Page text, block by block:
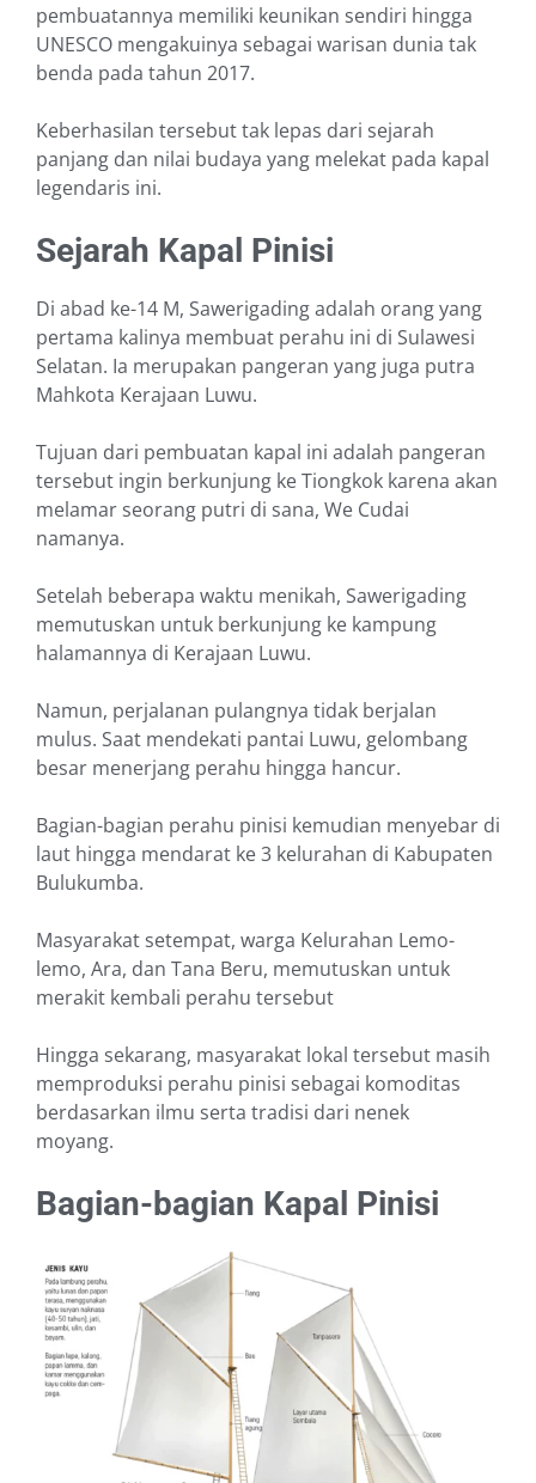
pembuatannya memiliki keunikan sendiri hingga
UNESCO mengakuinya sebagai warisan dunia tak
benda pada tahun 2017.
Keberhasilan tersebut tak lepas dari sejarah
panjang dan nilai budaya yang melekat pada kapal
legendaris ini.
Sejarah Kapal Pinisi
Di abad ke-14 M, Sawerigading adalah orang yang
pertama kalinya membuat perahu ini di Sulawesi
Selatan. Ia merupakan pangeran yang juga putra
Mahkota Kerajaan Luwu.
Tujuan dari pembuatan kapal ini adalah pangeran
tersebut ingin berkunjung ke Tiongkok karena akan
melamar seorang putri di sana, We Cudai
namanya.
Setelah beberapa waktu menikah, Sawerigading
memutuskan untuk berkunjung ke kampung
halamannya di Kerajaan Luwu.
Namun, perjalanan pulangnya tidak berjalan
mulus. Saat mendekati pantai Luwu, gelombang
besar menerjang perahu hingga hancur.
Bagian-bagian perahu pinisi kemudian menyebar di
laut hingga mendarat ke 3 kelurahan di Kabupaten
Bulukumba.
Masyarakat setempat, warga Kelurahan Lemo-
lemo, Ara, dan Tana Beru, memutuskan untuk
merakit kembali perahu tersebut
Hingga sekarang, masyarakat lokal tersebut masih
memproduksi perahu pinisi sebagai komoditas
berdasarkan ilmu serta tradisi dari nenek
moyang.
Bagian-bagian Kapal Pinisi